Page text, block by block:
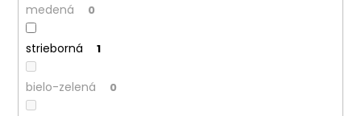
medená 0
strieborná 1
bielo-zelená 0